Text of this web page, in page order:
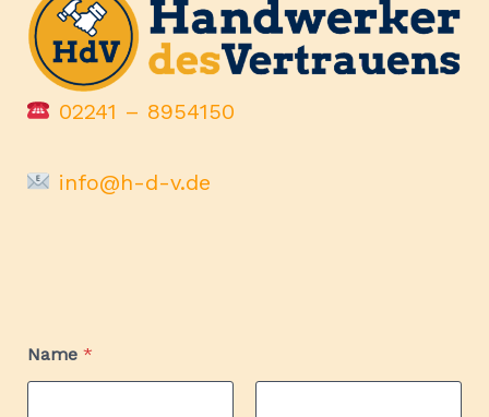
02241 – 8954150
info@h-d-v.de
-
M
Name *